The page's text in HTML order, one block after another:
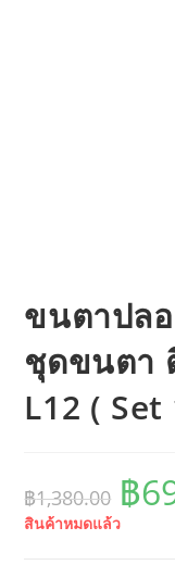
ขนตาปล
ชุดขนตา
L12 (
฿1,380.00 price
was:
฿
฿
สินค้าหมดแล้ว